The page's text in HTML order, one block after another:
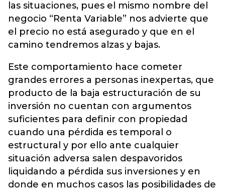
las situaciones, pues el mismo nombre del
negocio “Renta Variable” nos advierte que
el precio no está asegurado y que en el
camino tendremos alzas y bajas.
Este comportamiento hace cometer
grandes errores a personas inexpertas, que
producto de la baja estructuración de su
inversión no cuentan con argumentos
suficientes para definir con propiedad
cuando una pérdida es temporal o
estructural y por ello ante cualquier
situación adversa salen despavoridos
liquidando a pérdida sus inversiones y en
donde en muchos casos las posibilidades de